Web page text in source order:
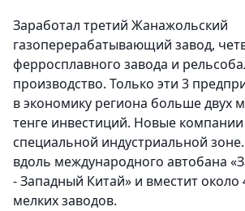
Заработал третий Жанажольский
газоперерабатывающий завод,
ферросплавного завода и
производство. Только эти 3
в экономику региона больше двух
тенге инвестиций. Новые компании
специальной индустриальной
вдоль международного автобана
- Западный Китай» и вместит около
мелких заводов.